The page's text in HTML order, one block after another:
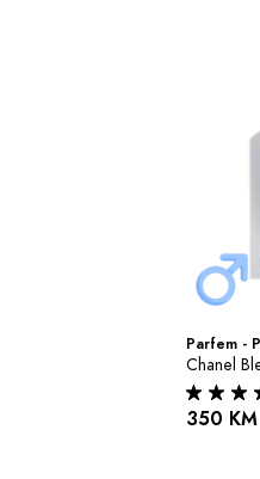
Parfem -
Chanel
350 KM